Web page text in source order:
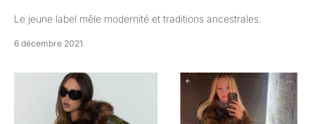
Le jeune label mêle modernité et traditions ancestrales.
6 décembre 2021